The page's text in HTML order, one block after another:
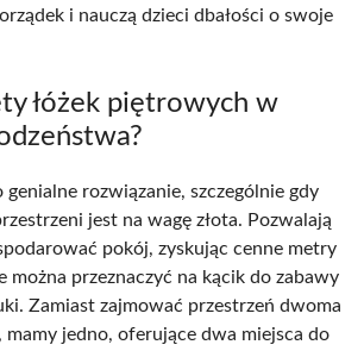
i nauczą dzieci dbałości o swoje
łóżek piętrowych w
genialne rozwiązanie, szczególnie gdy
jest na wagę złota. Pozwalają
pokój, zyskując cenne metry
przeznaczyć na kącik do zabawy
Zamiast zajmować przestrzeń dwoma
mamy jedno, oferujące dwa miejsca do